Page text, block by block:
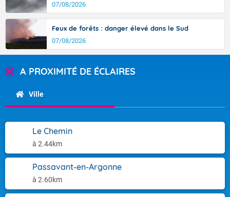
07/08/2026
Feux de forêts : danger élevé dans le Sud
07/08/2026
A PROXIMITÉ DE ÉCLAIRES
Ville
Le Chemin
à 2.44km
Passavant-en-Argonne
à 2.60km